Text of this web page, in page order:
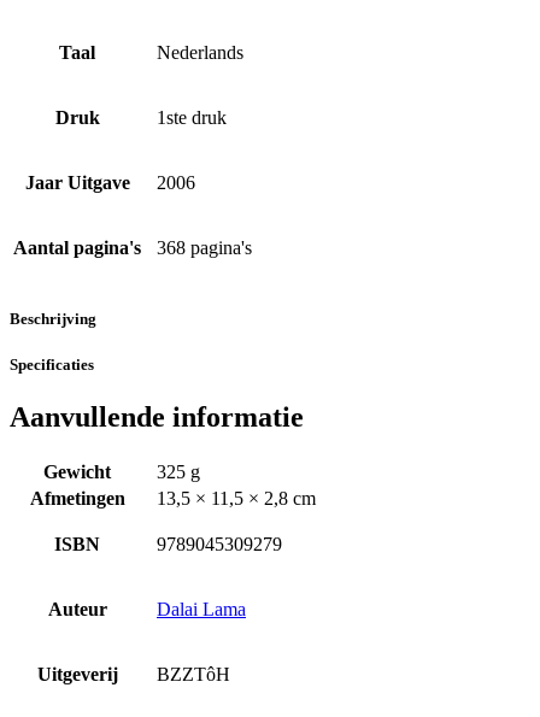
Taal Nederlands
Druk 1ste druk
Jaar Uitgave 2006
Aantal pagina's 368 pagina's
Beschrijving
Specificaties
Aanvullende informatie
Gewicht
325 g
Afmetingen
13,5 × 11,5 × 2,8 cm
ISBN 9789045309279
Auteur Dalai Lama
Uitgeverij BZZTôH